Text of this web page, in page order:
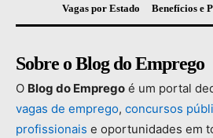
Vagas por Estado
Benefícios e
Sobre o Blog do Emprego
O Blog do Emprego é um portal
vagas de emprego, concursos
profissionais e oportunidades em